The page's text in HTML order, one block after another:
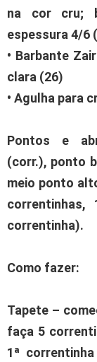
na cor cru;
espessura 4/6
• Barbante
clara (26)
• Agulha para
Pontos e
(corr.), ponto
meio ponto
correntinha).
Como fazer:
Tapete –
faça 5
1ª